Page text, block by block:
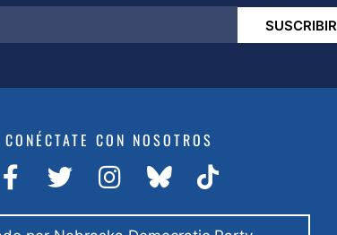
SUSCRIBIR
CONÉCTATE CON NOSOTROS